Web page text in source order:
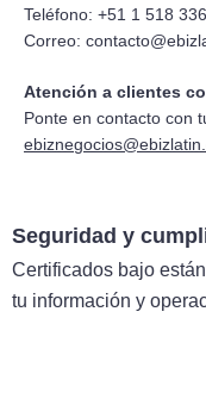
Teléfono: +51 1 518
Correo:
Atención a clientes
Ponte en contacto con
Seguridad y
Certificados bajo
tu información y